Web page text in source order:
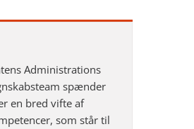
Administrations
spænder
en bred vifte af
som står til